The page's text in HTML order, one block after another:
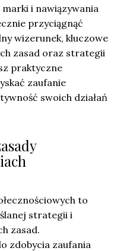
i nawiązywania
przyciągnąć
wizerunek, kluczowe
zasad oraz strategii
praktyczne
zaufanie
swoich działań
to
strategii i
zasad.
zdobycia zaufania